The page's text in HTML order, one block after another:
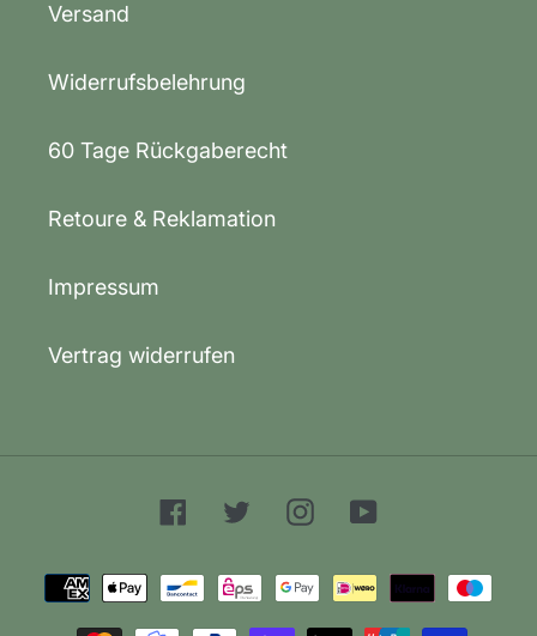
Versand
Widerrufsbelehrung
60 Tage Rückgaberecht
Retoure & Reklamation
Impressum
Vertrag widerrufen
FacebookTwitterInstagram
Zahlungsarten